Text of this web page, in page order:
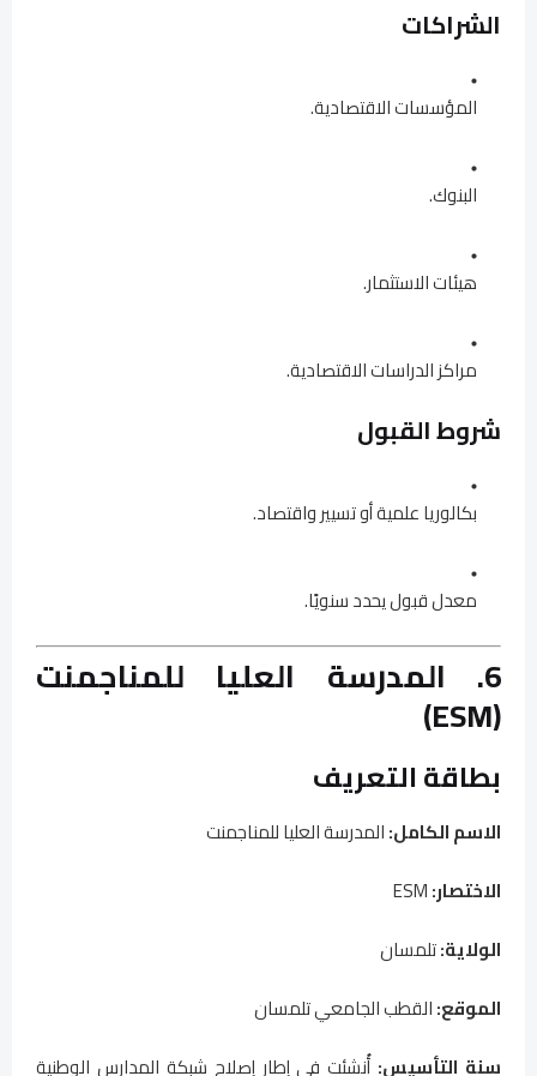
الشراكات
المؤسسات الاقتصادية.
البنوك.
هيئات الاستثمار.
مراكز الدراسات الاقتصادية.
شروط القبول
بكالوريا علمية أو تسيير واقتصاد.
معدل قبول يحدد سنويًا.
6. المدرسة العليا للمناجمنت
(ESM)
بطاقة التعريف
الاسم الكامل:المدرسة العليا للمناجمنت
الاختصار:
الولاية:تلمسان
الموقع:القطب الجامعي تلمسان
سنة التأسيس: أُنشئت في إطار إصلاح شبكة المدارس الوطنية